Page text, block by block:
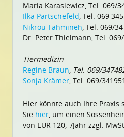
Maria Karasiewicz, Tel. 069/
Ilka Partschefeld, Tel. 069
Nikrou Tahmineh, Tel. 069/
Dr. Peter Thielmann, Tel.
Tiermedizin
Regine Braun, Tel. 069/
Sonja Krämer, Tel. 069/341951
Hier könnte auch Ihre Praxis
Sie hier, um einen
von EUR 120,–/Jahr zzgl.